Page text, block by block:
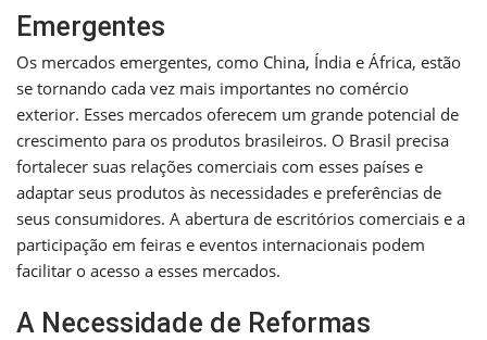
Emergentes
Os mercados emergentes, como China, Índia e África, estão
se tornando cada vez mais importantes no comércio
exterior. Esses mercados oferecem um grande potencial de
crescimento para os produtos brasileiros. O Brasil precisa
fortalecer suas relações comerciais com esses países e
adaptar seus produtos às necessidades e preferências de
seus consumidores. A abertura de escritórios comerciais e a
participação em feiras e eventos internacionais podem
facilitar o acesso a esses mercados.
A Necessidade de Reformas